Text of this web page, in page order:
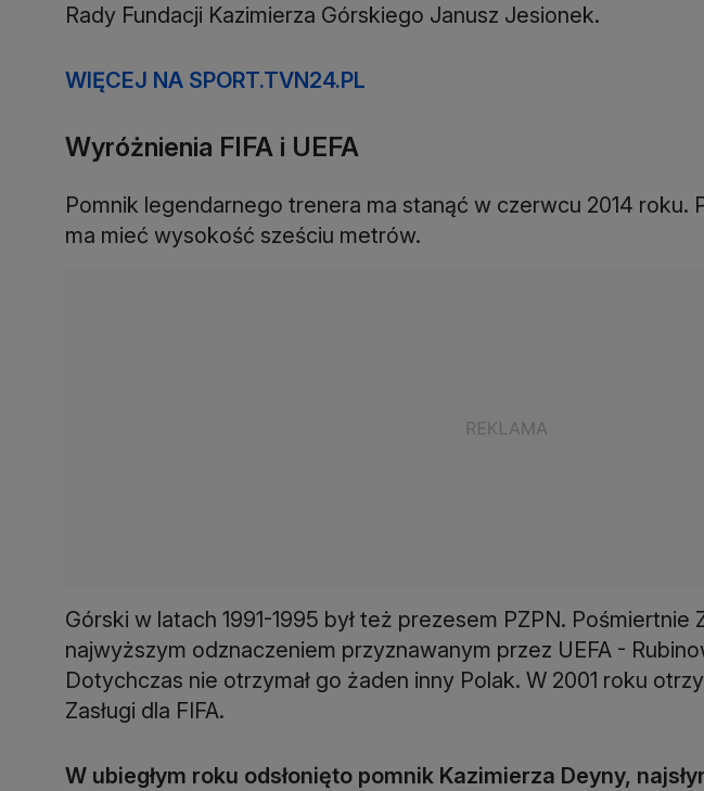
Rady Fundacji Kazimierza Górskiego Janusz Jesionek.
WIĘCEJ NA SPORT.TVN24.PL
Wyróżnienia FIFA i UEFA
Pomnik legendarnego trenera ma stanąć w czerwcu 2014 roku.
ma mieć wysokość sześciu metrów.
Górski w latach 1991-1995 był też prezesem PZPN. Pośmiertnie
najwyższym odznaczeniem przyznawanym przez UEFA -
Dotychczas nie otrzymał go żaden inny Polak. W 2001 roku
Zasługi dla FIFA.
W ubiegłym roku odsłonięto pomnik Kazimierza Deyny,